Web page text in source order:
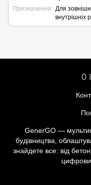
Призначення
Для
внутрішніх
0
GenerGO —
будівництва,
знайдете все: від